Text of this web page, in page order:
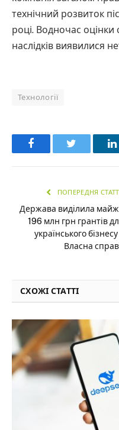
технічний розвиток
році. Водночас оцінки
наслідків виявилися
Технології
Facebook
ПОПЕРЕДНЯ
Держава виділила
196 млн грн грантів
українського бізнесу
Власна
СХОЖІ СТАТТІ